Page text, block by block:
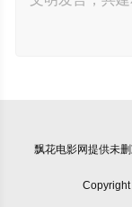
飘花电影网提供未